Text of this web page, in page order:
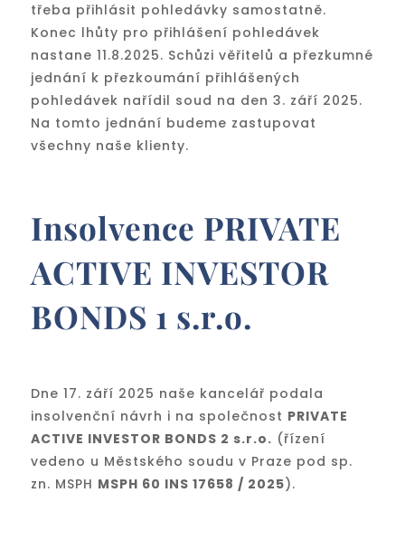
třeba přihlásit pohledávky samostatně.
Konec lhůty pro přihlášení pohledávek
nastane 11.8.2025. Schůzi věřitelů a přezkumné
jednání k přezkoumání přihlášených
pohledávek nařídil soud na den 3. září 2025.
Na tomto jednání budeme zastupovat
všechny naše klienty.
Insolvence PRIVATE
ACTIVE INVESTOR
BONDS 1 s.r.o.
Dne 17. září 2025 naše kancelář podala
insolvenční návrh i na společnost PRIVATE
ACTIVE INVESTOR BONDS 2 s.r.o. (řízení
vedeno u Městského soudu v Praze pod sp.
zn. MSPH MSPH 60 INS 17658 / 2025).